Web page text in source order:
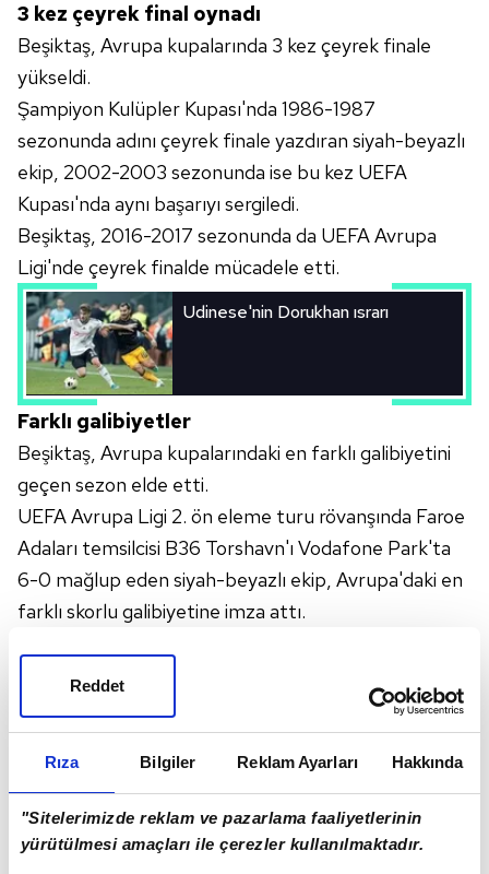
Rıza Bilgiler Reklam Ayarları Hakkında
"Sitelerimizde reklam ve pazarlama faaliyetlerinin
yürütülmesi amaçları ile çerezler kullanılmaktadır.
Reddet
3 kez çeyrek final oynadı
Beşiktaş, Avrupa kupalarında 3 kez çeyrek finale
yükseldi.
Şampiyon Kulüpler Kupası'nda 1986-1987
sezonunda adını çeyrek finale yazdıran siyah-beyazlı
ekip, 2002-2003 sezonunda ise bu kez UEFA
Kupası'nda aynı başarıyı sergiledi.
Beşiktaş, 2016-2017 sezonunda da UEFA Avrupa
Ligi'nde çeyrek finalde mücadele etti.
Udinese'nin Dorukhan ısrarı
Farklı galibiyetler
Beşiktaş, Avrupa kupalarındaki en farklı galibiyetini
geçen sezon elde etti.
UEFA Avrupa Ligi 2. ön eleme turu rövanşında Faroe
Adaları temsilcisi B36 Torshavn'ı Vodafone Park'ta
6-0 mağlup eden siyah-beyazlı ekip, Avrupa'daki en
farklı skorlu galibiyetine imza attı.
tur rövanş maçında Bosna Hersek temsilcisi
Saraybosna'yı deplasmanda 5-0 mağlup etmişti.
Farklı mağlubiyetler
Beşiktaş, Avrupa kupalarındaki en farklı mağlubiyet
üzüntüsünü ise 2007-2008 sezonunda yaşadı.
Söz konusu sezonda Şampiyonlar Ligi'nde mücadele